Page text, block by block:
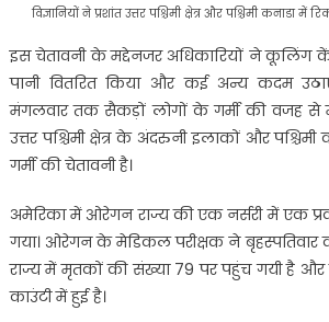
विज्ञानियों ने प्रशांत उत्तर पश्चिमी क्षेत्र और पश्चिमी कनाडा में
इस चेतावनी के मद्देनजर अधिकारियों ने कूलिंग
पानी वितरित किया और कई अन्य कदम
मंगलवार तक सैकड़ों लोगों के गर्मी की वजह से
उत्तर पश्चिमी क्षेत्र के अंदरुनी इलाकों और
गर्मी की चेतावनी है।
अमेरिका में ओरेगन राज्य की एक नर्सरी में एक
गया। ओरेगन के मेडिकल परीक्षक ने
राज्य में मृतकों की संख्या 79 पर पहुंच गयी है और
काउंटी में हुई है।